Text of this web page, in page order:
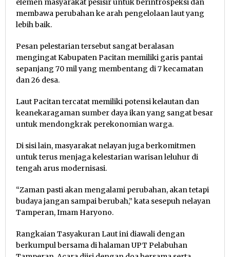
elemen masyarakat pesisir untuk berintrospeksi dan
membawa perubahan ke arah pengelolaan laut yang
lebih baik.
Pesan pelestarian tersebut sangat beralasan
mengingat Kabupaten Pacitan memiliki garis pantai
sepanjang 70 mil yang membentang di 7 kecamatan
dan 26 desa.
Laut Pacitan tercatat memiliki potensi kelautan dan
keanekaragaman sumber daya ikan yang sangat besar
untuk mendongkrak perekonomian warga.
Di sisi lain, masyarakat nelayan juga berkomitmen
untuk terus menjaga kelestarian warisan leluhur di
tengah arus modernisasi.
“Zaman pasti akan mengalami perubahan, akan tetapi
budaya jangan sampai berubah,” kata sesepuh nelayan
Tamperan, Imam Haryono.
Rangkaian Tasyakuran Laut ini diawali dengan
berkumpul bersama di halaman UPT Pelabuhan